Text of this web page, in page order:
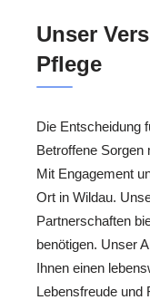
Unser
Pflege
Die Entscheidung
Betroffene Sorgen
Mit Engagement
Ort in Wildau.
Partnerschaften
benötigen. Unser
Ihnen einen
Lebensfreude und